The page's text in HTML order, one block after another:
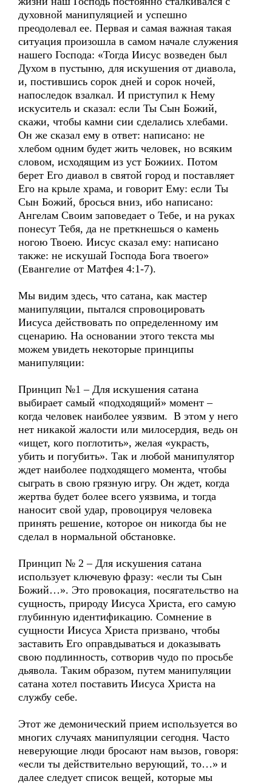
духовной манипуляцией и успешно
преодолевал ее. Первая и самая важная такая
ситуация произошла в самом начале служения
нашего Господа: «Тогда Иисус возведен был
Духом в пустыню, для искушения от диавола,
и, постившись сорок дней и сорок ночей,
напоследок взалкал. И приступил к Нему
искуситель и сказал: если Ты Сын Божий,
скажи, чтобы камни сии сделались хлебами.
Он же сказал ему в ответ: написано: не
хлебом одним будет жить человек, но всяким
словом, исходящим из уст Божиих. Потом
берет Его диавол в святой город и поставляет
Его на крыле храма, и говорит Ему: если Ты
Сын Божий, бросься вниз, ибо написано:
Ангелам Своим заповедает о Тебе, и на руках
понесут Тебя, да не преткнешься о камень
ногою Твоею. Иисус сказал ему: написано
также: не искушай Господа Бога твоего»
(Евангелие от Матфея 4:1-7).
Мы видим здесь, что сатана, как мастер
манипуляции, пытался спровоцировать
Иисуса действовать по определенному им
сценарию. На основании этого текста мы
можем увидеть некоторые принципы
манипуляции:
Принцип №1 – Для искушения сатана
выбирает самый «подходящий» момент –
когда человек наиболее уязвим. В этом у него
нет никакой жалости или милосердия, ведь он
«ищет, кого поглотить», желая «украсть,
убить и погубить». Так и любой манипулятор
ждет наиболее подходящего момента, чтобы
сыграть в свою грязную игру. Он ждет, когда
жертва будет более всего уязвима, и тогда
наносит свой удар, провоцируя человека
принять решение, которое он никогда бы не
сделал в нормальной обстановке.
Принцип № 2 – Для искушения сатана
использует ключевую фразу: «если ты Сын
Божий…». Это провокация, посягательство на
сущность, природу Иисуса Христа, его самую
глубинную идентификацию. Сомнение в
сущности Иисуса Христа призвано, чтобы
заставить Его оправдываться и доказывать
свою подлинность, сотворив чудо по просьбе
дьявола. Таким образом, путем манипуляции
сатана хотел поставить Иисуса Христа на
службу себе.
Этот же демонический прием используется во
многих случаях манипуляции сегодня. Часто
неверующие люди бросают нам вызов, говоря:
«если ты действительно верующий, то…» и
далее следует список вещей, которые мы